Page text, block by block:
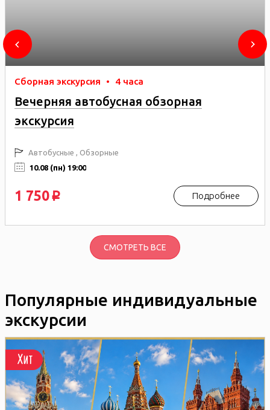
Сборная экскурсия • 4 часа
Вечерняя автобусная обзорная
экскурсия
Автобусные , Обзорные
10.08 (пн) 19:00
1 750 p Подробнее
СМОТРЕТЬ ВСЕ
Популярные индивидуальные
экскурсии
Хит